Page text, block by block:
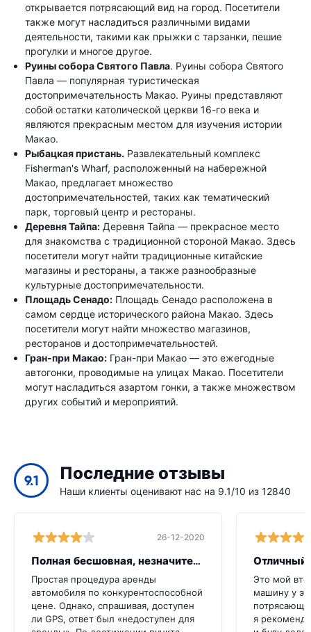
открывается потрясающий вид на город. Посетители
также могут насладиться различными видами
деятельности, такими как прыжки с тарзанки, пешие
прогулки и многое другое.
Руины собора Святого Павла. Руины собора Святого
Павла — популярная туристическая
достопримечательность Макао. Руины представляют
собой остатки католической церкви 16-го века и
являются прекрасным местом для изучения истории
Макао.
Рыбацкая пристань. Развлекательный комплекс
Fisherman's Wharf, расположенный на набережной
Макао, предлагает множество
достопримечательностей, таких как тематический
парк, торговый центр и рестораны.
Деревня Тайпа: Деревня Тайпа — прекрасное место
для знакомства с традиционной стороной Макао. Здесь
посетители могут найти традиционные китайские
магазины и рестораны, а также разнообразные
культурные достопримечательности.
Площадь Сенадо: Площадь Сенадо расположена в
самом сердце исторического района Макао. Здесь
посетители могут найти множество магазинов,
ресторанов и достопримечательностей.
Гран-при Макао: Гран-при Макао — это ежегодные
автогонки, проводимые на улицах Макао. Посетители
могут насладиться азартом гонки, а также множеством
других событий и мероприятий.
9.1 Последние отзывы
Наши клиенты оценивают нас на 9.1/10 из 12840
26-12-2020
Полная бесшовная, незначительная икот
Простая процедура аренды
автомобиля по конкурентоспособной
цене. Однако, спрашивая, доступен
ли GPS, ответ был «недоступен для
Отличный
Это мой
машину у
я